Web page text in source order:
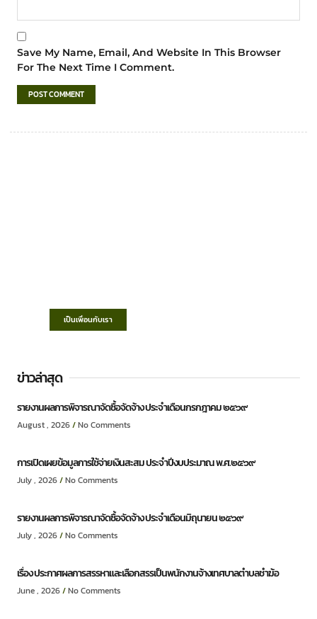
Save My Name, Email, And Website In This Browser
For The Next Time I Comment.
เป็นเพื่อนกับเรา
ข่าวล่าสุด
รายงานผลการพิจารณาจัดซื้อจัดจ้าง ประจำเดือนกรกฎาคม ๒๕๖๙
August , 2026 No Comments
การเปิดเผยข้อมูลการใช้จ่ายเงินสะสม ประจำปีงบประมาณ พ.ศ.๒๕๖๙
July , 2026 No Comments
รายงานผลการพิจารณาจัดซื้อจัดจ้าง ประจำเดือนมิถุนายน ๒๕๖๙
July , 2026 No Comments
เรื่อง ประกาศผลการสรรหาและเลือกสรรเป็นพนักงานจ้างเทศบาลตำบลชำฆ้อ
June , 2026 No Comments